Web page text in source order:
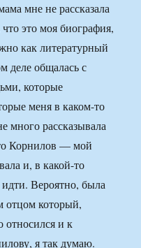
мне не рассказала
это моя биография,
как литературный
деле общалась с
которые
меня в каком-то
много рассказывала
Корнилов — мой
и, в какой-то
Вероятно, была
отцом который,
относился и к
я так думаю.